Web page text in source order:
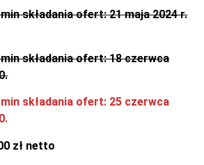
składania ofert: 21 maja 2024 r.
składania ofert: 18 czerwca
składania ofert: 25 czerwca
zł netto